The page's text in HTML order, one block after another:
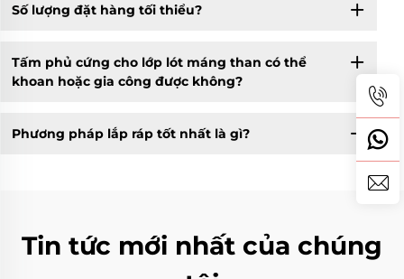
Số lượng đặt hàng tối thiểu?
Tấm phủ cứng cho lớp lót máng than có thể
khoan hoặc gia công được không?
Phương pháp lắp ráp tốt nhất là gì?
Tin tức mới nhất của chúng